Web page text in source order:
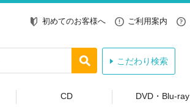
初めてのお客様へ ご利用案内
こだわり検索
CD DVD・Blu-ray